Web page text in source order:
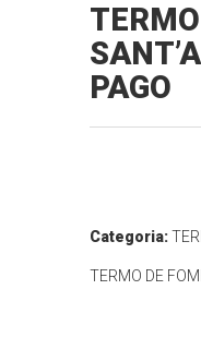
PAGO
Categoria:
TERMO DE